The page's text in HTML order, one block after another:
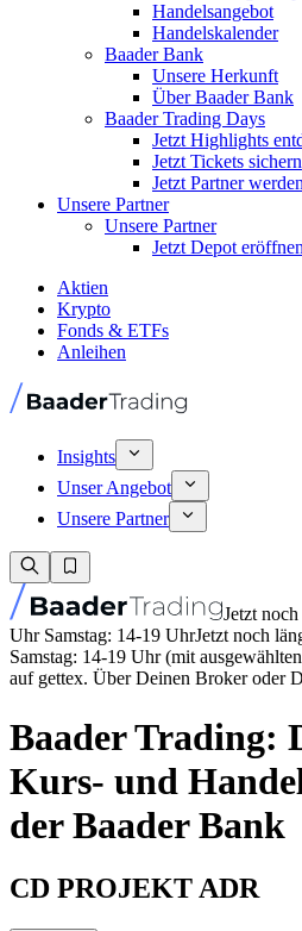
Handelsangebot
Handelskalender
Baader Bank
Unsere Herkunft
Über Baader Bank
Baader Trading Days
Jetzt Highlights
Jetzt Tickets sichern
Jetzt Partner werden
Unsere Partner
Unsere Partner
Jetzt Depot eröffnen
Aktien
Krypto
Fonds & ETFs
Anleihen
Insights
Unser Angebot
Unsere Partner
Jetzt
Uhr Samstag: 14-19 UhrJetzt noch
Samstag: 14-19 Uhr (mit
auf gettex. Über Deinen Broker oder
Baader Trading:
Kurs- und
der Baader Bank
CD PROJEKT ADR